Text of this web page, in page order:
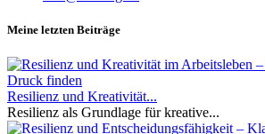
Meine letzten Beiträge
Resilienz und Kreativität...
Resilienz als Grundlage für kreative...